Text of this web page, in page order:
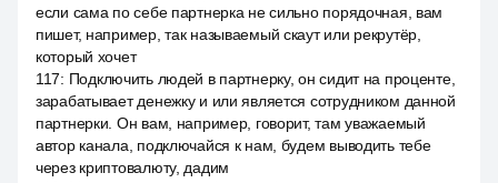
если сама по себе партнерка не сильно порядочная, вам
пишет, например, так называемый скаут или рекрутёр,
который хочет
117: Подключить людей в партнерку, он сидит на проценте,
зарабатывает денежку и или является сотрудником данной
партнерки. Он вам, например, говорит, там уважаемый
автор канала, подключайся к нам, будем выводить тебе
через криптовалюту, дадим